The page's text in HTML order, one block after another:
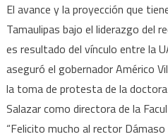
El avance y la proyección que
Tamaulipas bajo el liderazgo del
es resultado del vínculo entre la
aseguró el gobernador Américo
la toma de protesta de la doctora
Salazar como directora de la
“Felicito mucho al rector